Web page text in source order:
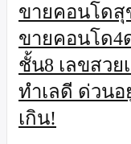
ขายคอนโดสุ
ขายคอนโด4
ชั้น8 เลขสวย
ทำเลดี ด่วนอ
เกิน!